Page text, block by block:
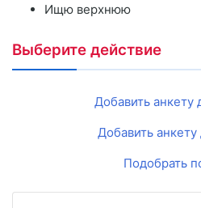
Ищю верхнюю
Выберите действие
Добавить анкету
Добавить
Подобрать